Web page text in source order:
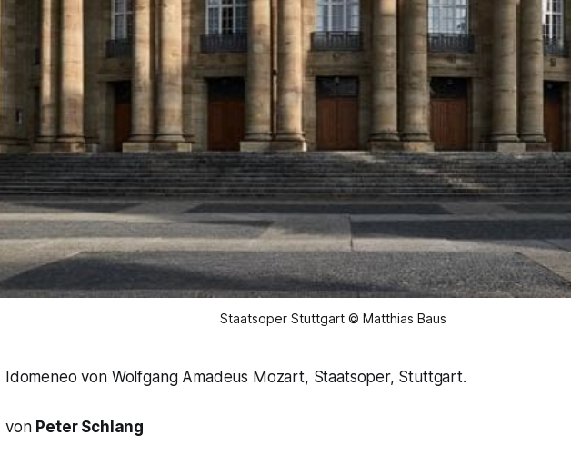
Staatsoper Stuttgart © Matthias Baus
Idomeneo von Wolfgang Amadeus Mozart, Staatsoper, Stuttgart.
von Peter Schlang